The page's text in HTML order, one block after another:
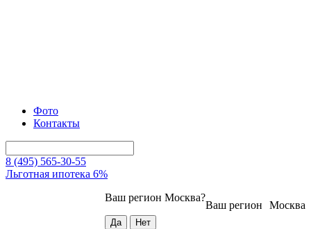
Фото
Контакты
8 (495) 565-30-55
Льготная ипотека 6%
Москва
Ваш регион
Ваш регион Москва?